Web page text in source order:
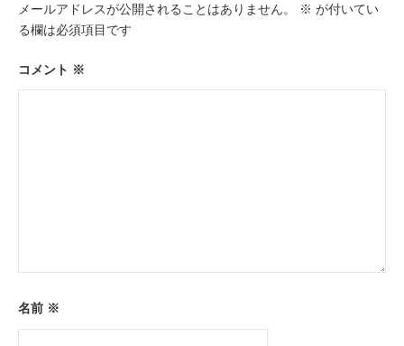
シ
ョ
ン
メールアドレスが公開されることはありません。 ※ が付いてい
る欄は必須項目です
コメント ※
名前 ※